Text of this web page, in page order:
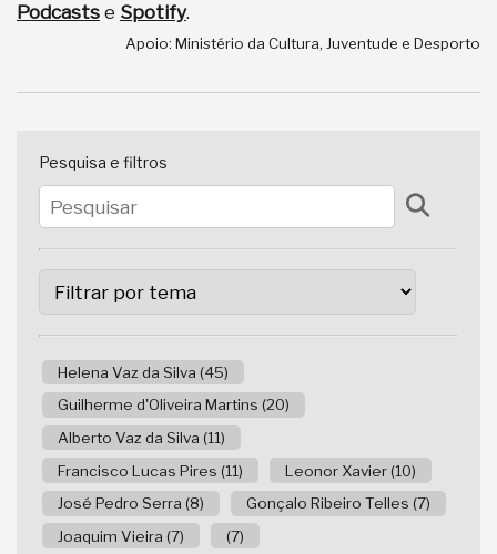
Podcasts e Spotify.
Apoio: Ministério da Cultura, Juventude e Desporto
Pesquisa e filtros
Helena Vaz da Silva (45)
Guilherme d'Oliveira Martins (20)
Alberto Vaz da Silva (11)
Francisco Lucas Pires (11)
Leonor Xavier (10)
José Pedro Serra (8)
Gonçalo Ribeiro Telles (7)
Joaquim Vieira (7)
(7)